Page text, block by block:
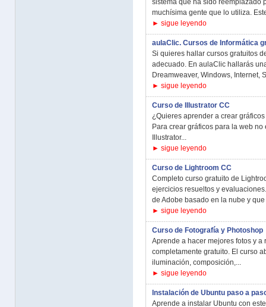
sistema que ha sido reemplazado
muchísima gente que lo utiliza.
► sigue leyendo
aulaClic. Cursos de Informática
Si quieres hallar cursos gratuitos
adecuado. En aulaClic hallarás
Dreamweaver, Windows, Internet,
► sigue leyendo
Curso de Illustrator CC
¿Quieres aprender a crear
Para crear gráficos para la web
Illustrator...
► sigue leyendo
Curso de Lightroom CC
Completo curso gratuito de
ejercicios resueltos y
de Adobe basado en la nube y que
► sigue leyendo
Curso de Fotografía y Photoshop
Aprende a hacer mejores fotos y
completamente gratuito. El curso
iluminación, composición,...
► sigue leyendo
Instalación de Ubuntu paso a
Aprende a instalar Ubuntu con